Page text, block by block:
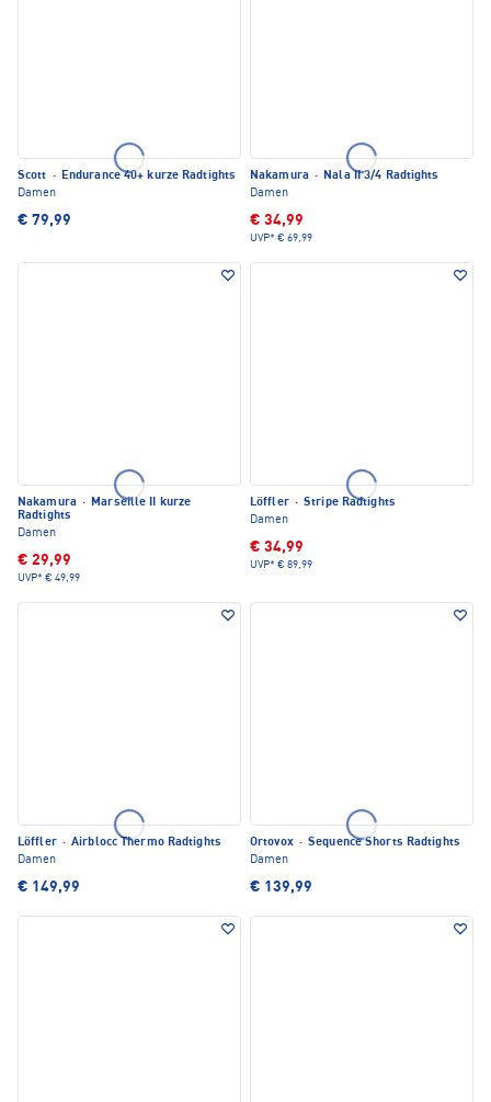
Scott · Endurance 40+ kurze Radtights
Damen
€ 79,99
Nakamura · Nala II 3/4 Radtights
Damen
€ 34,99
UVP* € 69,99
Nakamura · Marseille II kurze
Radtights
Damen
€ 29,99
UVP* € 49,99
Löffler · Stripe Radtights
Damen
€ 34,99
UVP* € 89,99
Löffler · Airblocc Thermo Radtights
Damen
€ 149,99
Ortovox · Sequence Shorts Radtights
Damen
€ 139,99